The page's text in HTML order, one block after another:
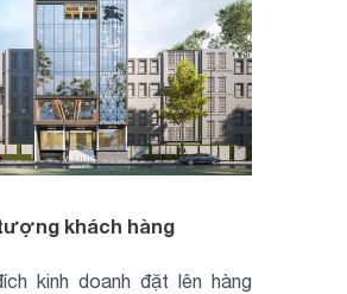
khách hàng
kinh doanh đặt lên hàng